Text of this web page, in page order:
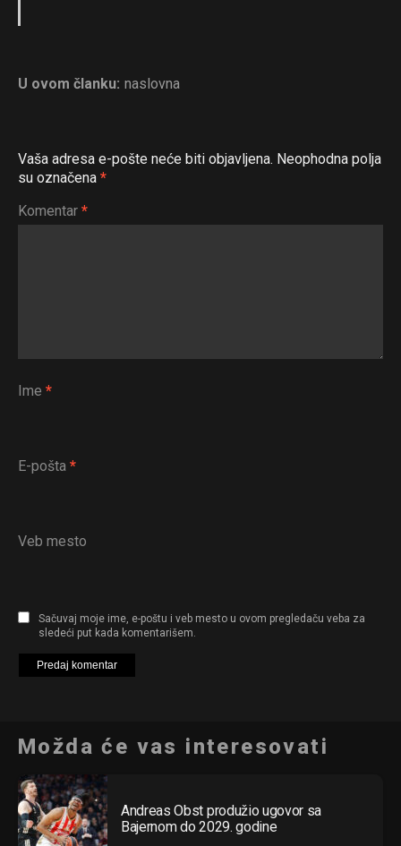
U ovom članku: naslovna
Vaša adresa e-pošte neće biti objavljena. Neophodna polja
su označena *
Komentar *
Ime *
E-pošta *
Veb mesto
Sačuvaj moje ime, e-poštu i veb mesto u ovom pregledaču veba za
sledeći put kada komentarišem.
Možda će vas interesovati
Andreas Obst produžio ugovor sa
Bajernom do 2029. godine